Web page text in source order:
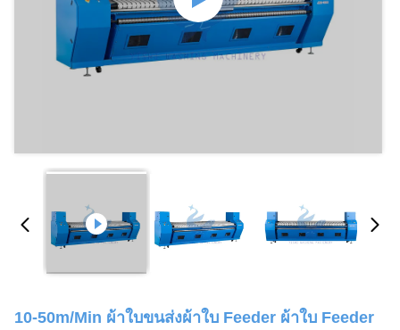
10-50m/Min ผ้าใบขนส่งผ้าใบ Feeder ผ้าใบ Feeder